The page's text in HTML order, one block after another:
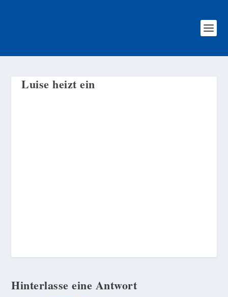
Luise heizt ein
Hinterlasse eine Antwort